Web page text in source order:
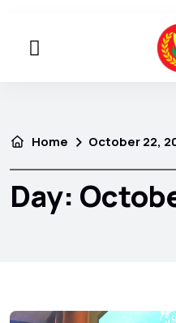
Home October 22,
Day: